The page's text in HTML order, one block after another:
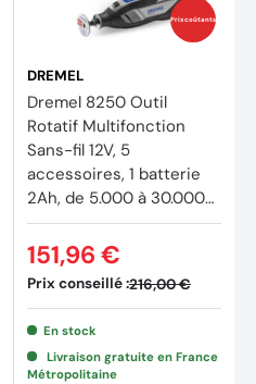
Prix coûtants
DREMEL
Dremel 8250 Outil
Rotatif Multifonction
Sans-fil 12V, 5
accessoires, 1 batterie
2Ah, de 5.000 à 30.000
tr/min
Prix conseillé :216,00 €
151,96 €
En stock
Livraison gratuite en France
Métropolitaine